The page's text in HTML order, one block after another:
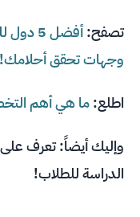
تصفح:
أفضل 5
وجهات تحقق أحلامك!
اطلع:ما هي أهم
وإليك أيضاً:
الدراسة للطلاب!